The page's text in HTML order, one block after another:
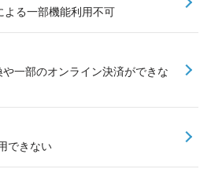
よる一部機能利用不可
や一部のオンライン決済ができな
できない